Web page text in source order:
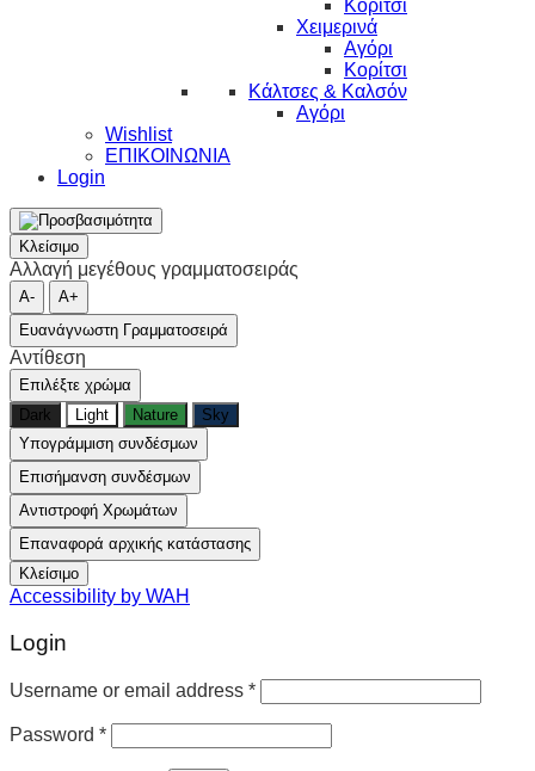
Κορίτσι
Χειμερινά
Αγόρι
Κορίτσι
Κάλτσες & Καλσόν
Αγόρι
Wishlist
ΕΠΙΚΟΙΝΩΝΙΑ
Login
Κλείσιμο
Αλλαγή μεγέθους γραμματοσειράς
A-
A+
Ευανάγνωστη Γραμματοσειρά
Αντίθεση
Επιλέξτε χρώμα
Dark
Light Nature
Sky
Υπογράμμιση συνδέσμων
Επισήμανση συνδέσμων
Αντιστροφή Χρωμάτων
Επαναφορά αρχικής κατάστασης
Κλείσιμο
Accessibility by WAH
Login
Username or email address *
Password *